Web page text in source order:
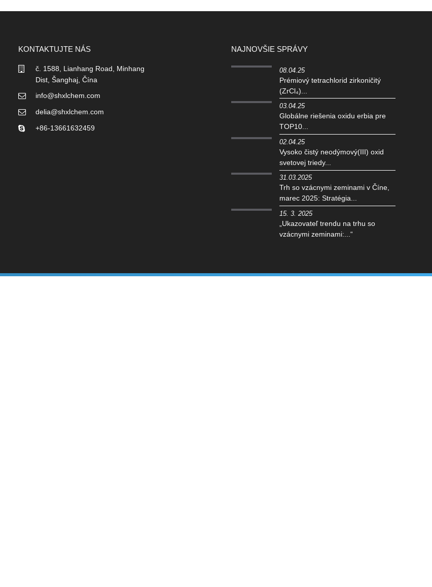
KONTAKTUJTE NÁS
č. 1588, Lianhang Road, Minhang
Dist, Šanghaj, Čína
info@shxlchem.com
delia@shxlchem.com
+86-13661632459
NAJNOVŠIE SPRÁVY
08.04.25
Prémiový tetrachlorid zirkoničitý
(ZrCl₄)...
03.04.25
Globálne riešenia oxidu erbia pre
TOP10...
02.04.25
Vysoko čistý neodýmový(III) oxid
svetovej triedy...
31.03.2025
Trh so vzácnymi zeminami v Číne,
marec 2025: Stratégia...
15. 3. 2025
„Ukazovateľ trendu na trhu so
vzácnymi zeminami:...“